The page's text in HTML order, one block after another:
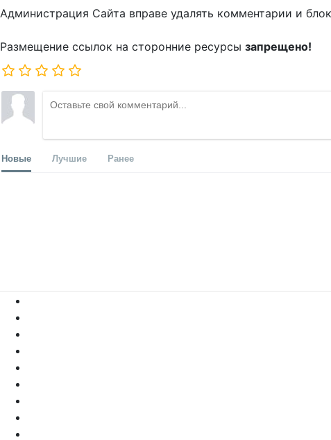
Администрация Сайта вправе удалять комментарии и
Размещение ссылок на сторонние ресурсы запрещено!
Новые Лучшие Ранее